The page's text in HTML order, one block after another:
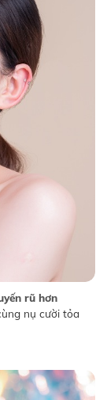
rũ hơn
nụ cười tỏa